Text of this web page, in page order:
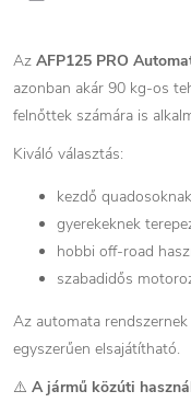
Az AFP125 PRO
azonban akár 90 kg-os
felnőttek számára is
Kiváló választás:
kezdő
gyerekeknek
hobbi off-road
szabadidős
Az automata
egyszerűen elsajátítható.
⚠️ A jármű közúti